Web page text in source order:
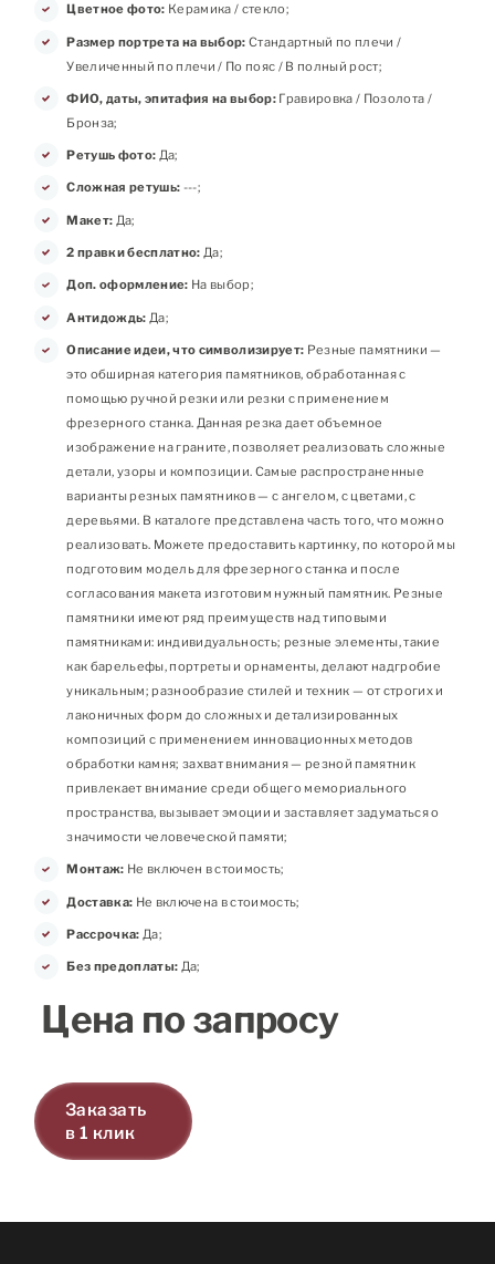
Цветное фото: Керамика / стекло;
Размер портрета на выбор: Стандартный по плечи /
Увеличенный по плечи / По пояс / В полный рост;
ФИО, даты, эпитафия на выбор:Гравировка / Позолота /
Бронза;
Ретушь фото: Да;
Сложная ретушь: ---;
Макет: Да;
2 правки бесплатно: Да;
Доп. оформление: На выбор;
Антидождь: Да;
Описание идеи, что символизирует: Резные памятники —
это обширная категория памятников, обработанная с
помощью ручной резки или резки с применением
фрезерного станка. Данная резка дает объемное
изображение на граните, позволяет реализовать сложные
детали, узоры и композиции. Самые распространенные
варианты резных памятников — с ангелом, с цветами, с
деревьями. В каталоге представлена часть того, что можно
реализовать. Можете предоставить картинку, по которой мы
подготовим модель для фрезерного станка и после
согласования макета изготовим нужный памятник. Резные
памятники имеют ряд преимуществ над типовыми
памятниками: индивидуальность; резные элементы, такие
как барельефы, портреты и орнаменты, делают надгробие
уникальным; разнообразие стилей и техник — от строгих и
лаконичных форм до сложных и детализированных
композиций с применением инновационных методов
обработки камня; захват внимания — резной памятник
привлекает внимание среди общего мемориального
пространства, вызывает эмоции и заставляет задуматься о
значимости человеческой памяти;
Монтаж: Не включен в стоимость;
Доставка: Не включена в стоимость;
Рассрочка: Да;
Без предоплаты: Да;
Цена по запросу
Заказать
в 1 клик